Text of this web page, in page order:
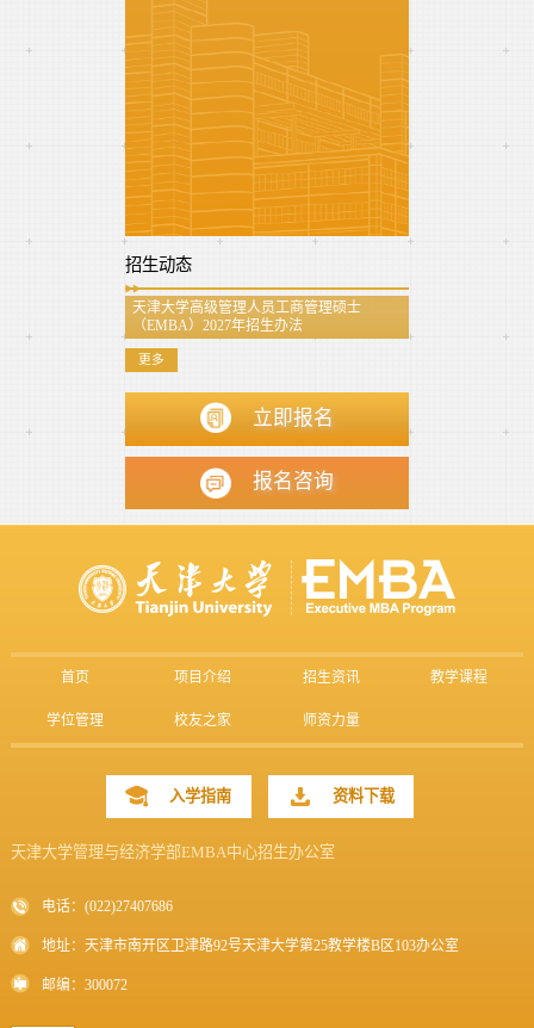
招生动态
天津大学高级管理人员工商管理硕士
（EMBA）2027年招生办法
更多
立即报名
报名咨询
首页 项目介绍 招生资讯 教学课程
学位管理 校友之家 师资力量
入学指南 资料下载
天津大学管理与经济学部EMBA中心招生办公室
电话：(022)27407686
地址：天津市南开区卫津路92号天津大学第25教学楼B区103办公室
邮编：300072